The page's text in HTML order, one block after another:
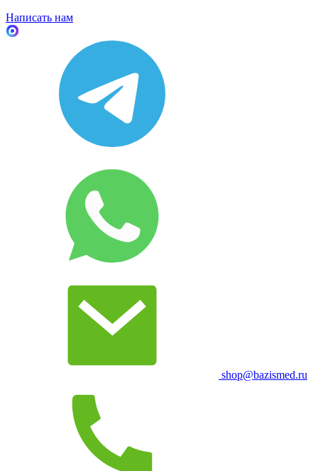
Написать нам
shop@bazismed.ru